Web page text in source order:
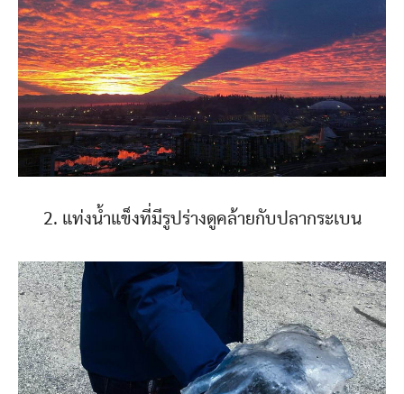
2. แท่งน้ำแข็งที่มีรูปร่างดูคล้ายกับปลากระเบน